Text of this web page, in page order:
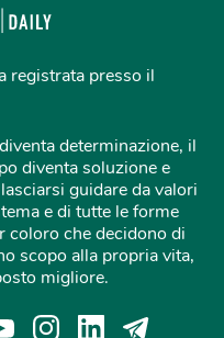
registrata presso il
determinazione, il
diventa soluzione e
guidare da valori
e di tutte le forme
coloro che decidono di
scopo alla propria vita,
migliore.